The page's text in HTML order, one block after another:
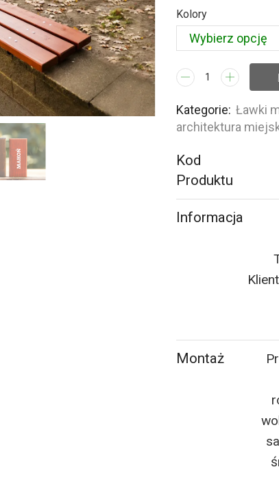
Kolory
ilość
stalowa
ST2
Kategorie: Ławki
architektura
Kod
Produktu
Informacja
Montaż